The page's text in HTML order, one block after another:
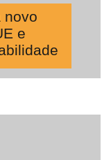
novo
e